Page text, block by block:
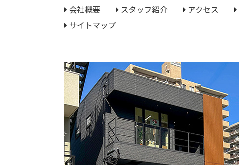
会社概要 スタッフ紹介 アクセス
サイトマップ